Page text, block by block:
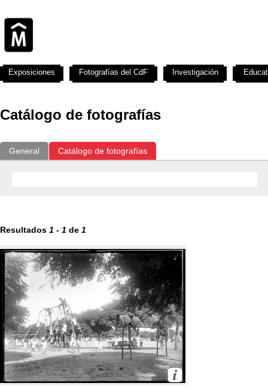
Catálogo de fotografías
General Catálogo de fotografías
Resultados 1 - 1 de 1
Exposiciones Fotografías del CdF Investigación